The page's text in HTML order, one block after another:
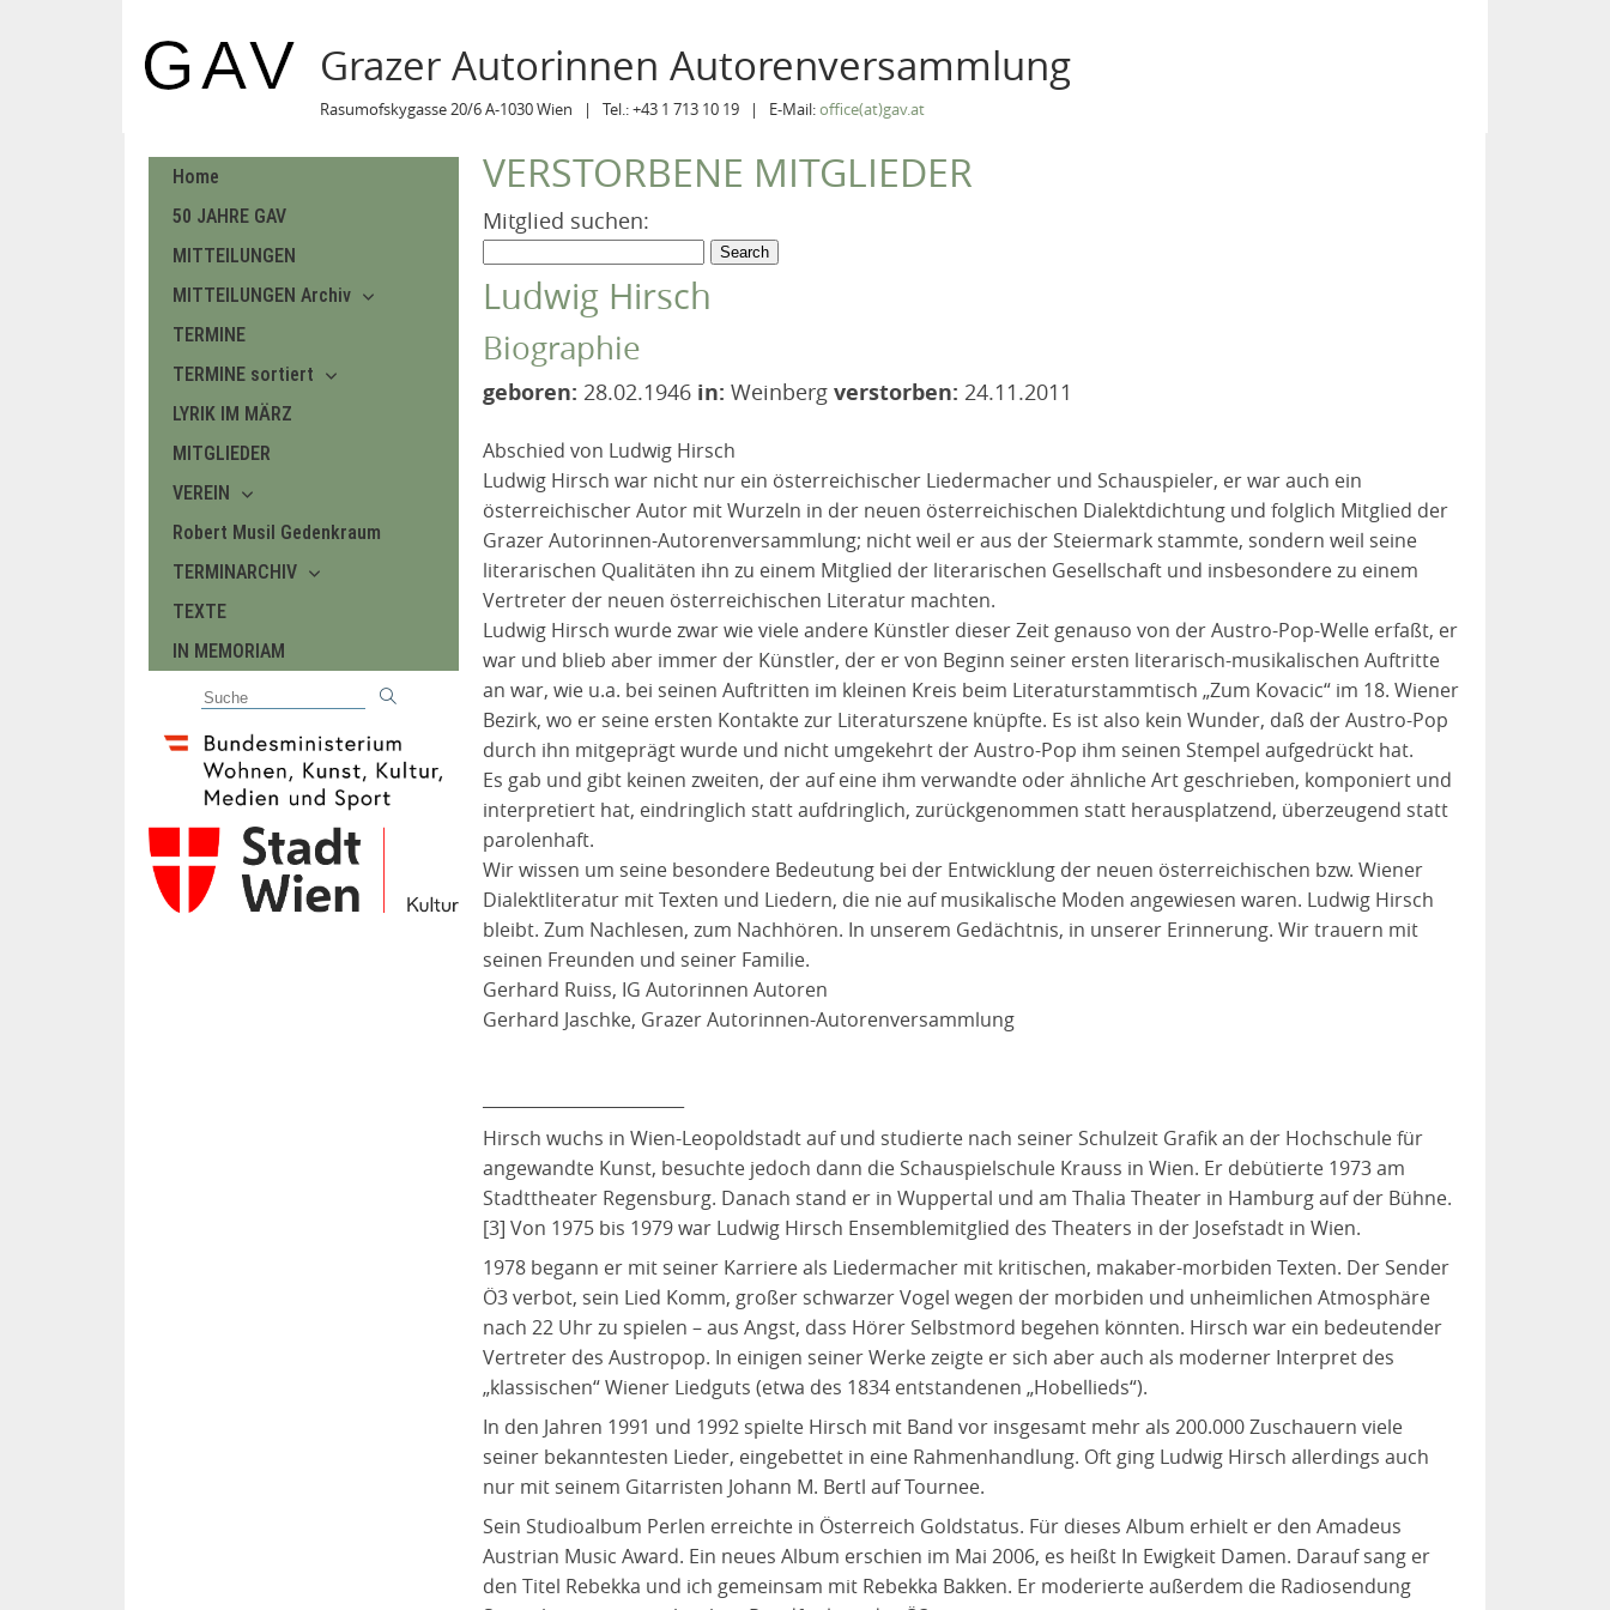
Grazer Autorinnen Autorenversammlung
Rasumofskygasse 20/6 A-1030 Wien | Tel.: +43 1 713 10 19 | E-Mail:office(at)gav.at
Home
50 JAHRE GAV
MITTEILUNGEN
MITTEILUNGEN Archiv
TERMINE
TERMINE sortiert
LYRIK IM MÄRZ
MITGLIEDER
VEREIN
Robert Musil Gedenkraum
TERMINARCHIV
TEXTE
IN MEMORIAM
VERSTORBENE MITGLIEDER
Mitglied suchen:
Ludwig Hirsch
Biographie
geboren: 28.02.1946 in: Weinberg verstorben: 24.11.2011
Abschied von Ludwig Hirsch
Ludwig Hirsch war nicht nur ein österreichischer Liedermacher und Schauspieler, er war auch ein
österreichischer Autor mit Wurzeln in der neuen österreichischen Dialektdichtung und folglich Mitglied der
Grazer Autorinnen-Autorenversammlung; nicht weil er aus der Steiermark stammte, sondern weil seine
literarischen Qualitäten ihn zu einem Mitglied der literarischen Gesellschaft und insbesondere zu einem
Vertreter der neuen österreichischen Literatur machten.
Ludwig Hirsch wurde zwar wie viele andere Künstler dieser Zeit genauso von der Austro-Pop-Welle erfaßt, er
war und blieb aber immer der Künstler, der er von Beginn seiner ersten literarisch-musikalischen Auftritte
an war, wie u.a. bei seinen Auftritten im kleinen Kreis beim Literaturstammtisch „Zum Kovacic“ im 18. Wiener
Bezirk, wo er seine ersten Kontakte zur Literaturszene knüpfte. Es ist also kein Wunder, daß der Austro-Pop
durch ihn mitgeprägt wurde und nicht umgekehrt der Austro-Pop ihm seinen Stempel aufgedrückt hat.
Es gab und gibt keinen zweiten, der auf eine ihm verwandte oder ähnliche Art geschrieben, komponiert und
interpretiert hat, eindringlich statt aufdringlich, zurückgenommen statt herausplatzend, überzeugend statt
parolenhaft.
Wir wissen um seine besondere Bedeutung bei der Entwicklung der neuen österreichischen bzw. Wiener
Dialektliteratur mit Texten und Liedern, die nie auf musikalische Moden angewiesen waren. Ludwig Hirsch
bleibt. Zum Nachlesen, zum Nachhören. In unserem Gedächtnis, in unserer Erinnerung. Wir trauern mit
seinen Freunden und seiner Familie.
Gerhard Ruiss, IG Autorinnen Autoren
Gerhard Jaschke, Grazer Autorinnen-Autorenversammlung
Hirsch wuchs in Wien-Leopoldstadt auf und studierte nach seiner Schulzeit Grafik an der Hochschule für
angewandte Kunst, besuchte jedoch dann die Schauspielschule Krauss in Wien. Er debütierte 1973 am
Stadttheater Regensburg. Danach stand er in Wuppertal und am Thalia Theater in Hamburg auf der Bühne.
[3] Von 1975 bis 1979 war Ludwig Hirsch Ensemblemitglied des Theaters in der Josefstadt in Wien.
1978 begann er mit seiner Karriere als Liedermacher mit kritischen, makaber-morbiden Texten. Der Sender
Ö3 verbot, sein Lied Komm, großer schwarzer Vogel wegen der morbiden und unheimlichen Atmosphäre
nach 22 Uhr zu spielen – aus Angst, dass Hörer Selbstmord begehen könnten. Hirsch war ein bedeutender
Vertreter des Austropop. In einigen seiner Werke zeigte er sich aber auch als moderner Interpret des
„klassischen“ Wiener Liedguts (etwa des 1834 entstandenen „Hobellieds“).
In den Jahren 1991 und 1992 spielte Hirsch mit Band vor insgesamt mehr als 200.000 Zuschauern viele
seiner bekanntesten Lieder, eingebettet in eine Rahmenhandlung. Oft ging Ludwig Hirsch allerdings auch
nur mit seinem Gitarristen Johann M. Bertl auf Tournee.
Sein Studioalbum Perlen erreichte in Österreich Goldstatus. Für dieses Album erhielt er den Amadeus
Austrian Music Award. Ein neues Album erschien im Mai 2006, es heißt In Ewigkeit Damen. Darauf sang er
den Titel Rebekka und ich gemeinsam mit Rebekka Bakken. Er moderierte außerdem die Radiosendung